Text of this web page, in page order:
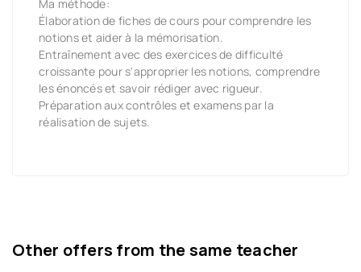
Ma méthode:
Élaboration de fiches de cours pour comprendre les
notions et aider à la mémorisation.
Entraînement avec des exercices de difficulté
croissante pour s'approprier les notions, comprendre
les énoncés et savoir rédiger avec rigueur.
Préparation aux contrôles et examens par la
réalisation de sujets.
Other offers from the same teacher